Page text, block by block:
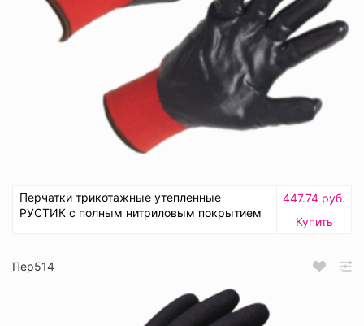
Перчатки трикотажные утепленные
РУСТИК с полным нитриловым покрытием
447.74 руб.
Купить
Пер514